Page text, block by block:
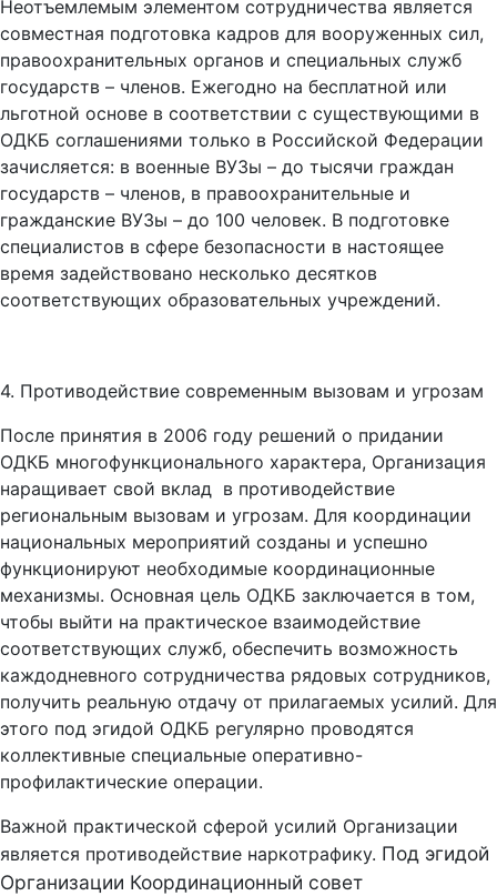
Неотъемлемым элементом сотрудничества является
совместная подготовка кадров для вооруженных сил,
правоохранительных органов и специальных служб
государств – членов. Ежегодно на бесплатной или
льготной основе в соответствии с существующими в
ОДКБ соглашениями только в Российской Федерации
зачисляется: в военные ВУЗы – до тысячи граждан
государств – членов, в правоохранительные и
гражданские ВУЗы – до 100 человек. В подготовке
специалистов в сфере безопасности в настоящее
время задействовано несколько десятков
соответствующих образовательных учреждений.
4. Противодействие современным вызовам и угрозам
После принятия в 2006 году решений о придании
ОДКБ многофункционального характера, Организация
наращивает свой вклад в противодействие
региональным вызовам и угрозам. Для координации
национальных мероприятий созданы и успешно
функционируют необходимые координационные
механизмы. Основная цель ОДКБ заключается в том,
чтобы выйти на практическое взаимодействие
соответствующих служб, обеспечить возможность
каждодневного сотрудничества рядовых сотрудников,
получить реальную отдачу от прилагаемых усилий. Для
этого под эгидой ОДКБ регулярно проводятся
коллективные специальные оперативно-
профилактические операции.
Важной практической сферой усилий Организации
является противодействие наркотрафику. Под эгидой
Организации Координационный совет